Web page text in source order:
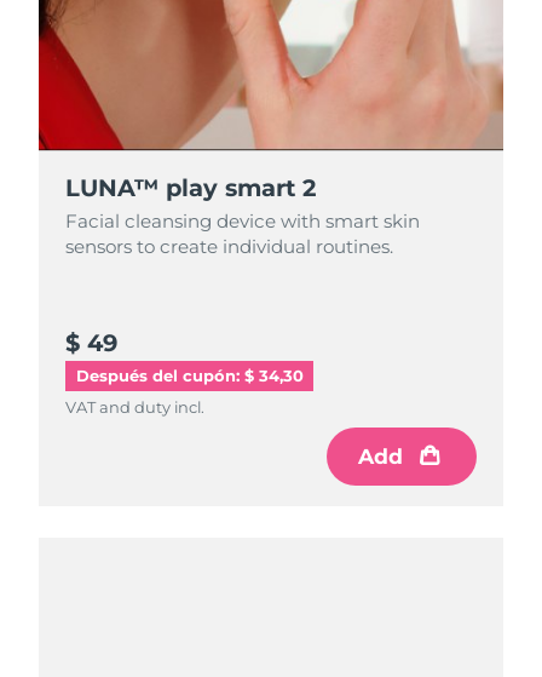
LUNA™ play smart 2
Facial cleansing device with smart skin
sensors to create individual routines.
$ 49
Después del cupón: $ 34,30
VAT and duty incl.
Add